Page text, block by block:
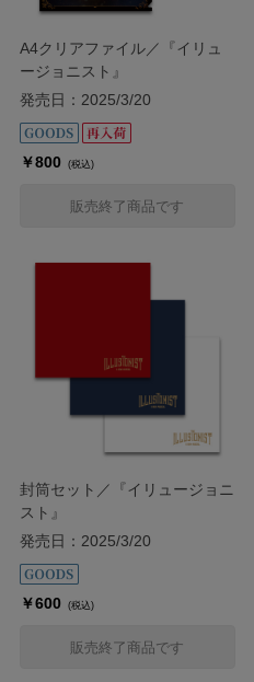
A4クリアファイル／『イリュ
ージョニスト』
発売日：2025/3/20
￥800 (税込)
販売終了商品です
封筒セット／『イリュージョニ
スト』
発売日：2025/3/20
￥600 (税込)
販売終了商品です